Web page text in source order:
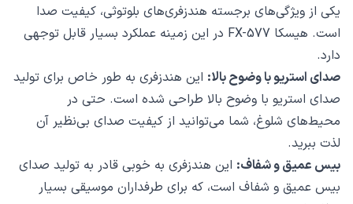
یکی از ویژگی‌های برجسته هندزفری‌های بلوتوثی، کیفیت صدا
است. هیسکا FX-577 در این زمینه عملکرد بسیار قابل توجهی
دارد.
صدای استریو با وضوح بالا: این هندزفری به طور خاص برای تولید
صدای استریو با وضوح بالا طراحی شده است. حتی در
محیط‌های شلوغ، شما می‌توانید از کیفیت صدای بی‌نظیر آن
لذت ببرید.
بیس عمیق و شفاف: این هندزفری به خوبی قادر به تولید صدای
بیس عمیق و شفاف است، که برای طرفداران موسیقی بسیار